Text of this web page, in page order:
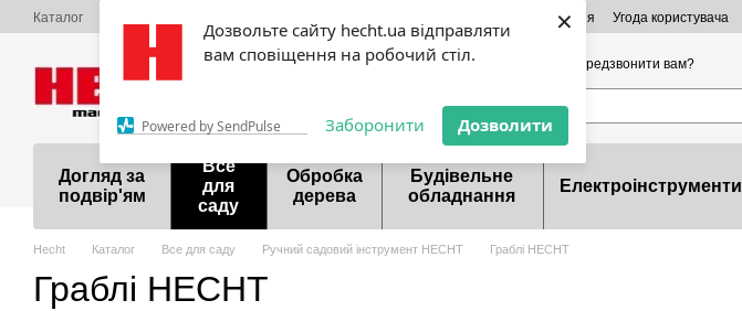
Дозвольте сайту hecht.ua відправляти
вам сповіщення на робочий стіл.
Powered by SendPulse Заборонити Дозволити
×
Перейти до основного контенту
Каталог Контактна інформація Угода користувача
Договір публічної оферти
099 700-55-81 098 932-99-46 Передзвонити вам?
Догляд за
подвір'ям
Все
для
саду
Обробка
дерева
Будівельне
обладнання
Електроінструменти
Hecht Каталог Все для саду Ручний садовий інструмент HECHT Граблі HECHT
Граблі HECHT